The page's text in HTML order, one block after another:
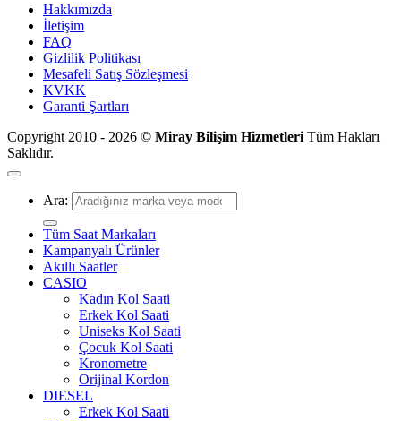
Hakkımızda
İletişim
FAQ
Gizlilik Politikası
Mesafeli Satış Sözleşmesi
KVKK
Garanti Şartları
Copyright 2010 - 2026 © Miray Bilişim Hizmetleri Tüm Hakları
Saklıdır.
Ara:
Tüm Saat Markaları
Kampanyalı Ürünler
Akıllı Saatler
CASIO
Kadın Kol Saati
Erkek Kol Saati
Uniseks Kol Saati
Çocuk Kol Saati
Kronometre
Orijinal Kordon
DIESEL
Erkek Kol Saati